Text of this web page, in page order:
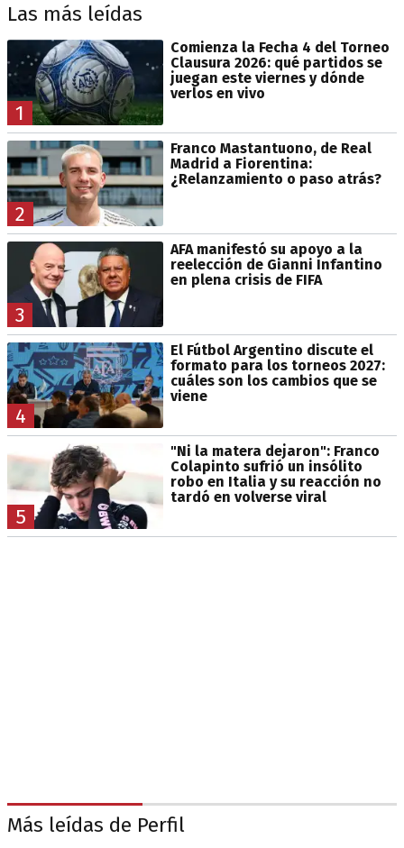
Las más leídas
1
Comienza la Fecha 4 del Torneo
Clausura 2026: qué partidos se
juegan este viernes y dónde
verlos en vivo
2
Franco Mastantuono, de Real
Madrid a Fiorentina:
¿Relanzamiento o paso atrás?
3
AFA manifestó su apoyo a la
reelección de Gianni Infantino
en plena crisis de FIFA
4
El Fútbol Argentino discute el
formato para los torneos 2027:
cuáles son los cambios que se
viene
5
"Ni la matera dejaron": Franco
Colapinto sufrió un insólito
robo en Italia y su reacción no
tardó en volverse viral
Más leídas de Perfil